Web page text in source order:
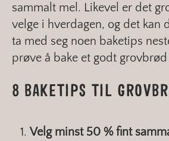
sammalt mel. Likevel er det
velge i hverdagen, og det kan
ta med seg noen baketips
prøve å bake et godt
8 BAKETIPS TIL
Velg minst 50 % fint